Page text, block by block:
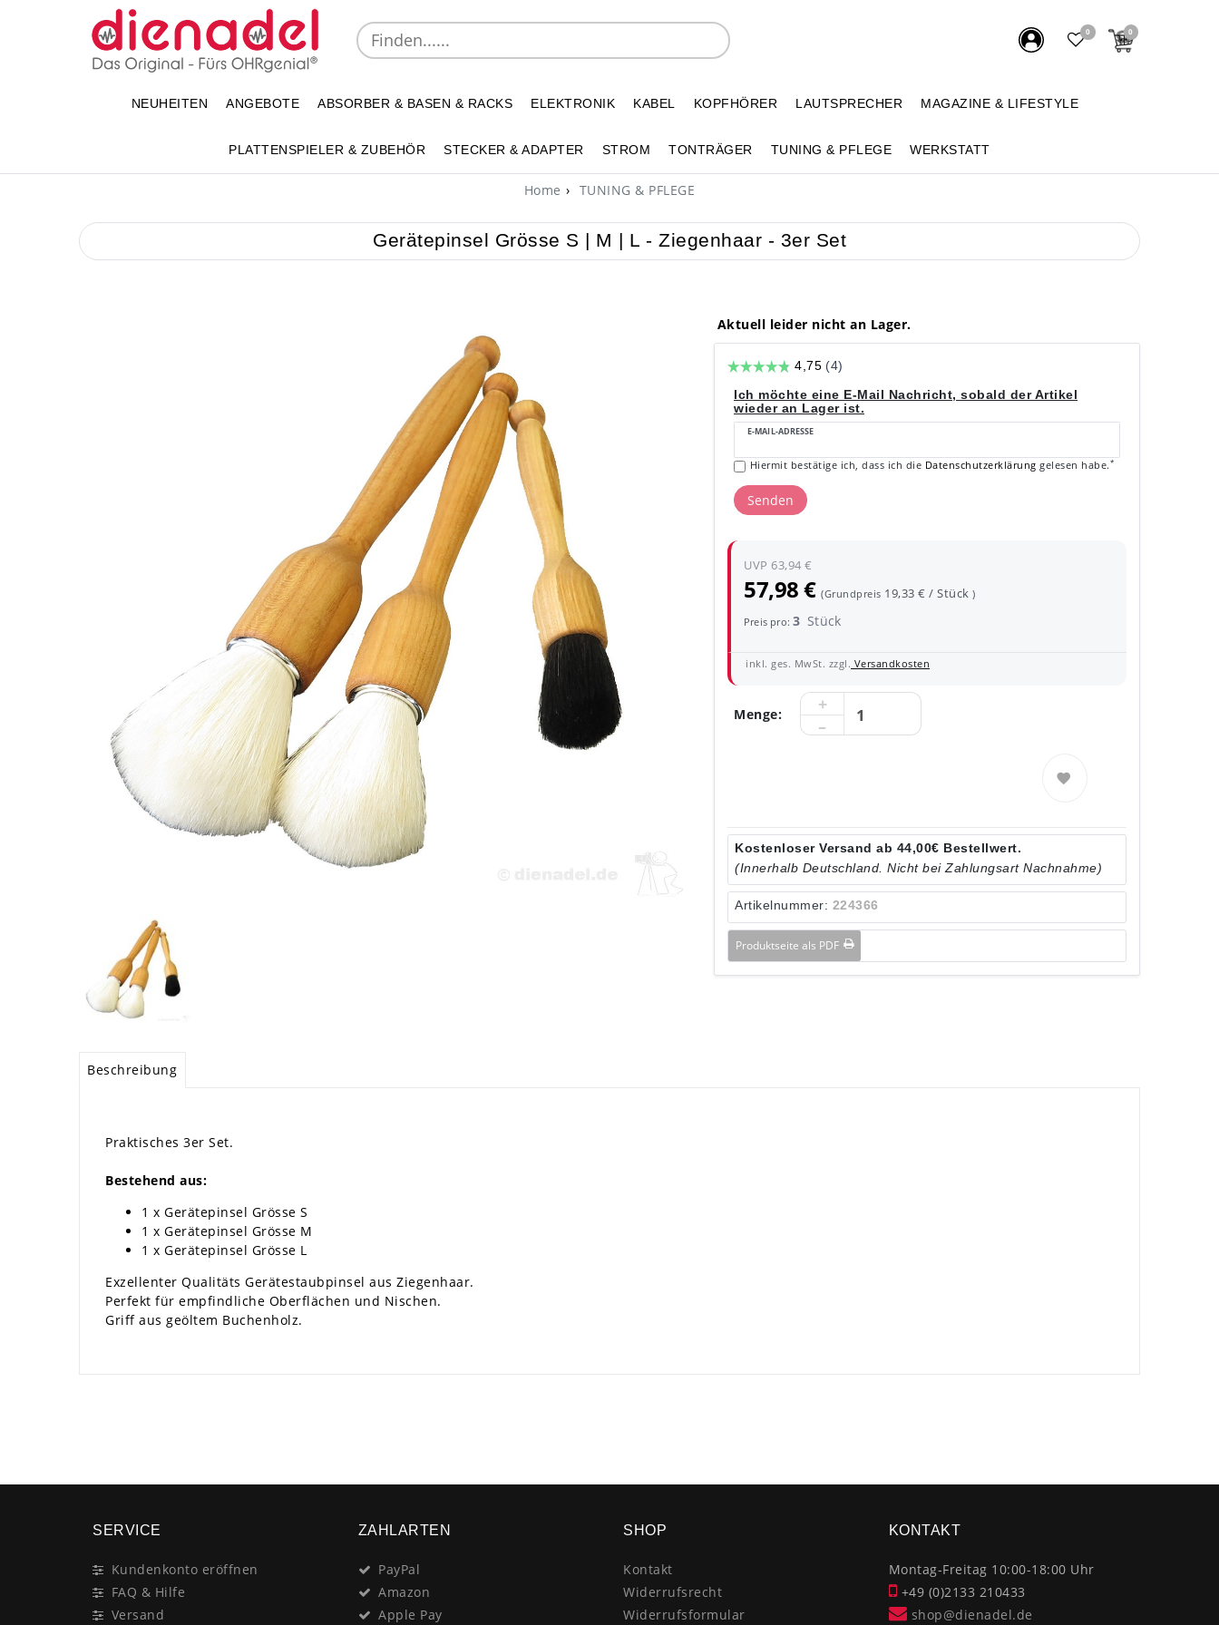
0 0
NEUHEITEN ANGEBOTE ABSORBER & BASEN & RACKS ELEKTRONIK KABEL KOPFHÖRER LAUTSPRECHER MAGAZINE & LIFESTYLE
PLATTENSPIELER & ZUBEHÖR STECKER & ADAPTER STROM TONTRÄGER TUNING & PFLEGE WERKSTATT
Home TUNING & PFLEGE
Gerätepinsel Grösse S | M | L - Ziegenhaar - 3er Set
Aktuell leider nicht an Lager.
Ich möchte eine E-Mail Nachricht, sobald der Artikel
wieder an Lager ist.
E-MAIL-ADRESSE
Hiermit bestätige ich, dass ich die Daten­schutz­erklärung gelesen habe.*
Senden
UVP 63,94 €
57,98 €(Grundpreis 19,33 € / Stück)
Preis pro:3 Stück
inkl. ges. MwSt. zzgl. Versandkosten
Menge:
Kostenloser Versand ab 44,00€ Bestellwert.
(Innerhalb Deutschland. Nicht bei Zahlungsart Nachnahme)
Artikelnummer: 224366
Produktseite als PDF
Beschreibung
Praktisches 3er Set.
Bestehend aus:
1 x Gerätepinsel Grösse S
1 x Gerätepinsel Grösse M
1 x Gerätepinsel Grösse L
Exzellenter Qualitäts Gerätestaubpinsel aus Ziegenhaar.
Perfekt für empfindliche Oberflächen und Nischen.
Griff aus geöltem Buchenholz.
SERVICE
Kundenkonto eröffnen
FAQ & Hilfe
Versand
ZAHLARTEN
PayPal
Amazon
Apple Pay
SHOP
Kontakt
Widerrufsrecht
Widerrufsformular
KONTAKT
Montag-Freitag 10:00-18:00 Uhr
+49 (0)2133 210433
shop@dienadel.de